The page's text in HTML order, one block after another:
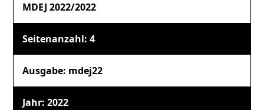
MDEJ 2022/2022
Seitenanzahl: 4
Ausgabe: mdej22
Jahr: 2022